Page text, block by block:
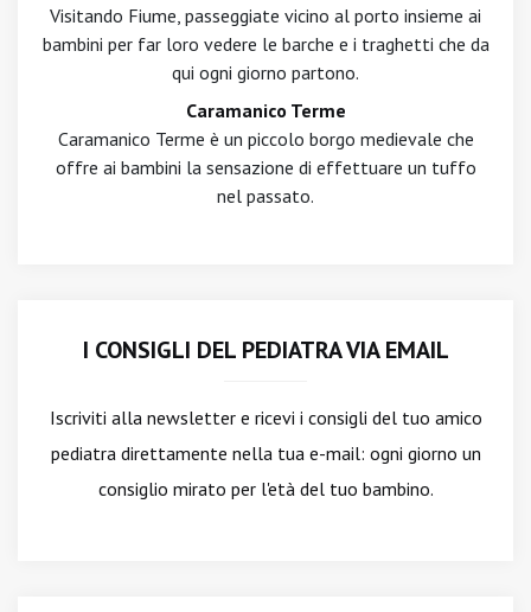
Visitando Fiume, passeggiate vicino al porto insieme ai
bambini per far loro vedere le barche e i traghetti che da
qui ogni giorno partono.
Caramanico Terme
Caramanico Terme è un piccolo borgo medievale che
offre ai bambini la sensazione di effettuare un tuffo
nel passato.
I CONSIGLI DEL PEDIATRA VIA EMAIL
Iscriviti alla newslettere ricevi i consigli del tuo amico
pediatra direttamente nella tua e-mail: ogni giorno un
consiglio mirato per l'età del tuo bambino.